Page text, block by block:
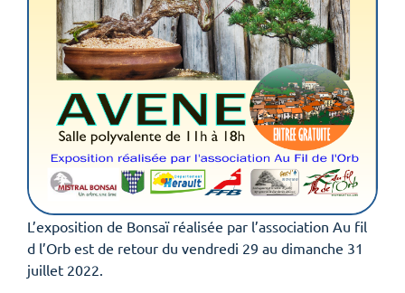
L’exposition de Bonsaï réalisée par l’association Au fil
d l’Orb est de retour du vendredi 29 au dimanche 31
juillet 2022.